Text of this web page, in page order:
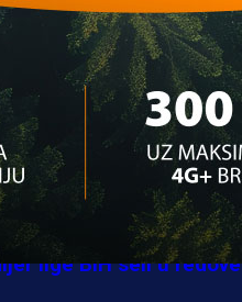
lige BiH seli u redove